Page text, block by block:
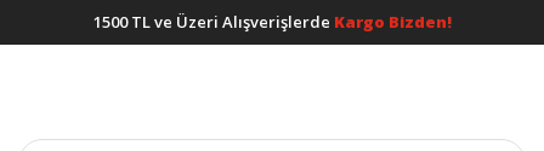
1500 TL ve Üzeri Alışverişlerde Kargo Bizden!